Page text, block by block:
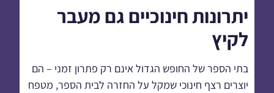
יתרונות חינוכיים גם מעבר
לקיץ
בתי הספר של החופש הגדול אינם רק פתרון זמני – הם
יוצרים רצף חינוכי שמקל על החזרה לבית הספר, מטפח